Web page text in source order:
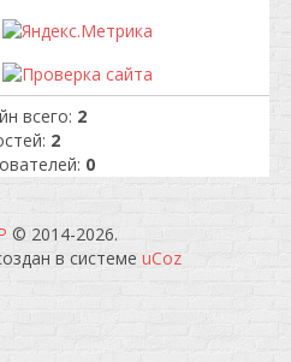
всего: 2
2
0
© 2014-2026.
в системе uCoz